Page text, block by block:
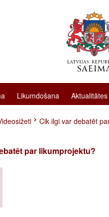
Likumdošana Aktualitātes
Cik ilgi var debatēt
par likumprojektu?